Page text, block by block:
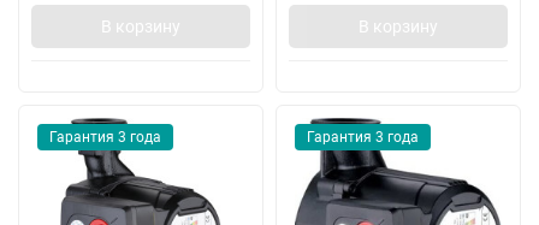
В корзину В корзину
Гарантия 3 года Гарантия 3 года